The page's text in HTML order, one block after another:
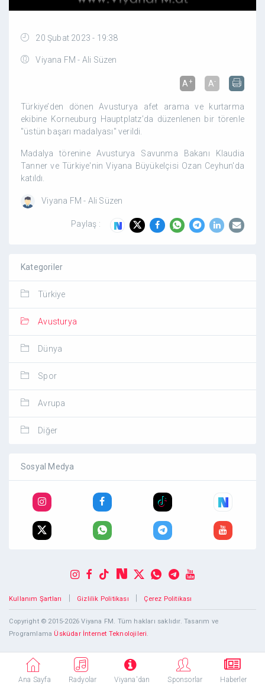
Ana Sayfa Radyolar Viyana'dan Sponsorlar Haberler
20 Şubat 2023 - 19:38
Viyana FM - Ali Süzen
A+ A-
Türkiye’den dönen Avusturya afet arama ve kurtarma
ekibine Korneuburg Hauptplatz’da düzenlenen bir törenle
"üstün başarı madalyası" verildi.
Madalya törenine Avusturya Savunma Bakanı Klaudia
Tanner ve Türkiye'nin Viyana Büyükelçisi Ozan Ceyhun'da
katıldı.
Viyana FM - Ali Süzen
Paylaş :
Kategoriler
Türkiye
Avusturya
Dünya
Spor
Avrupa
Diğer
Sosyal Medya
Kullanım Şartları Gizlilik Politikası Çerez Politikası
Copyright © 2015-2026 Viyana FM. Tüm hakları saklıdır. Tasarım ve
Programlama Üsküdar İnternet Teknolojileri.